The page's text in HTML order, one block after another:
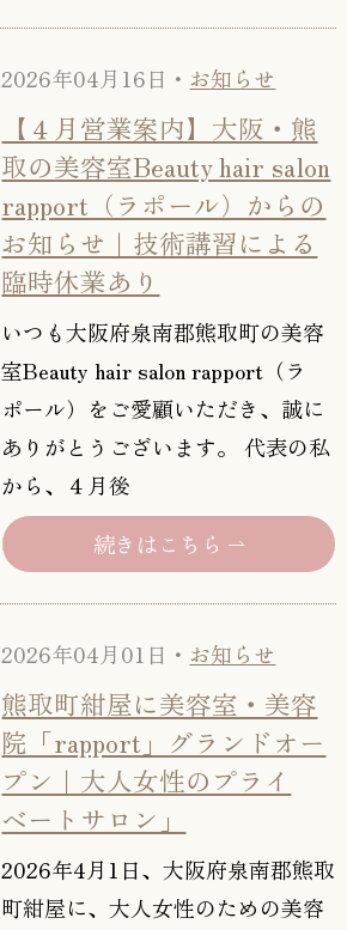
2026年04月16日・ お知らせ
【４月営業案内】大阪・熊
取の美容室Beauty hair salon
rapport（ラポール）からの
お知らせ｜技術講習による
臨時休業あり
いつも大阪府泉南郡熊取町の美容
室Beauty hair salon rapport（ラ
ポール）をご愛顧いただき、誠に
ありがとうございます。 代表の私
から、４月後
続きはこちら
2026年04月01日・ お知らせ
熊取町紺屋に美容室・美容
院「rapport」グランドオー
プン｜大人女性のプライ
ベートサロン」
2026年4月1日、大阪府泉南郡熊取
町紺屋に、大人女性のための美容